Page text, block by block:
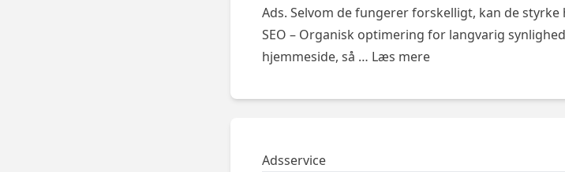
Ads. Selvom de fungerer forskelligt, kan de
SEO – Organisk optimering for langvarig
hjemmeside, så … Læs mere
Adsservice